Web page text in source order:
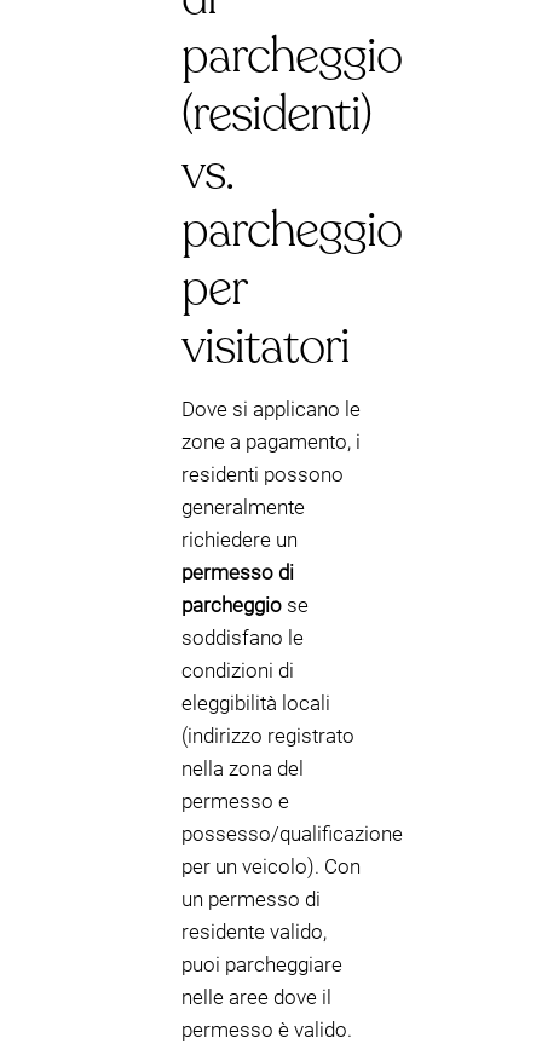
parcheggio
(residenti)
vs.
parcheggio
per
visitatori
Dove si applicano le
zone a pagamento, i
residenti possono
generalmente
richiedere un
permesso di
parcheggio se
soddisfano le
condizioni di
eleggibilità locali
(indirizzo registrato
nella zona del
permesso e
possesso/qualificazione
per un veicolo). Con
un permesso di
residente valido,
puoi parcheggiare
nelle aree dove il
permesso è valido.